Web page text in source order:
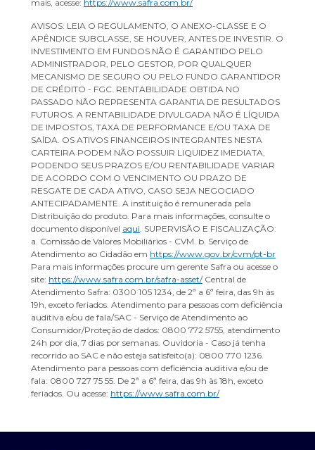
mais, acesse: https://www.safra.com.br/
AVISOS: LEIA O REGULAMENTO, O ANEXO-CLASSE E O
APÊNDICE SUBCLASSE, SE HOUVER, ANTES DE INVESTIR. O
INVESTIMENTO EM FUNDOS NÃO É GARANTIDO PELO
ADMINISTRADOR, PELO GESTOR, POR QUALQUER
MECANISMO DE SEGURO OU PELO FUNDO GARANTIDOR
DE CRÉDITO - FGC. RENTABILIDADE OBTIDA NO
PASSADO NÃO REPRESENTA GARANTIA DE RESULTADOS
FUTUROS. A RENTABILIDADE DIVULGADA NÃO É LÍQUIDA
DE IMPOSTOS, TAXA DE PERFORMANCE E/OU TAXA DE
SAÍDA. OS ATIVOS FINANCEIROS INTEGRANTES NESTA
CARTEIRA PODEM NÃO POSSUIR LIQUIDEZ IMEDIATA,
PODENDO SEUS PRAZOS E/OU RENTABILIDADE VARIAR
DE ACORDO COM O VENCIMENTO OU PRAZO DE
RESGATE DE CADA ATIVO, CASO SEJA NEGOCIADO
ANTECIPADAMENTE. A instituição é remunerada pela
Distribuição do produto. Para mais informações, consulte o
documento disponível aqui . SUPERVISÃO E FISCALIZAÇÃO:
a. Comissão de Valores Mobiliários - CVM. b. Serviço de
Atendimento ao Cidadão em https://www.gov.br/cvm/pt-br
Para mais informações procure um gerente Safra ou acesse o
site: https://www.safra.com.br/safra-asset/Central de
Atendimento Safra: 0300 105 1234, de 2ª a 6ª feira, das 9h às
19h, exceto feriados. Atendimento para pessoas com deficiência
auditiva e/ou de fala/SAC - Serviço de Atendimento ao
Consumidor/Proteção de dados: 0800 772 5755, atendimento
24h por dia, 7 dias por semanas. Ouvidoria - Caso já tenha
recorrido ao SAC e não esteja satisfeito(a): 0800 770 1236.
Atendimento para pessoas com deficiência auditiva e/ou de
fala: 0800 727 75 55. De 2ª a 6ª feira, das 9h às 18h, exceto
feriados. Ou acesse: https://www.safra.com.br/